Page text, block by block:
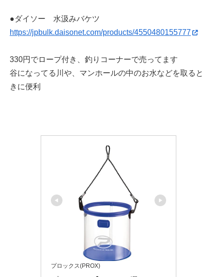
●ダイソー 水汲みバケツ
https://jpbulk.daisonet.com/products/4550480155777
330円でロープ付き、釣りコーナーで売ってます
谷になってる川や、マンホールの中のお水などを取ると
きに便利
プロックス(PROX)